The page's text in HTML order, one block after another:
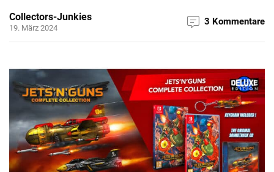
Collectors-Junkies
19. März 2024
3 Kommentare